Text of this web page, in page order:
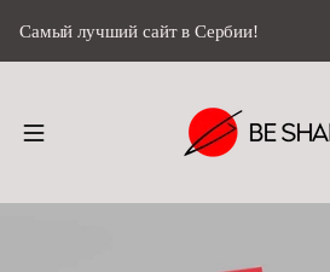
Самый лучший сайт в Сербии!